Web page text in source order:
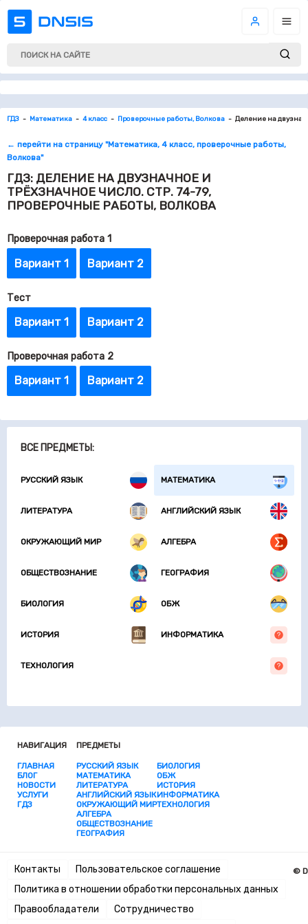
ВСЕ ПРЕДМЕТЫ:
РУССКИЙ ЯЗЫК МАТЕМАТИКА
ЛИТЕРАТУРА АНГЛИЙСКИЙ ЯЗЫК
ОКРУЖАЮЩИЙ МИР АЛГЕБРА
ОБЩЕСТВОЗНАНИЕ ГЕОГРАФИЯ
БИОЛОГИЯ ОБЖ
ИСТОРИЯ ИНФОРМАТИКА
ТЕХНОЛОГИЯ
ГДЗ Математика 4 класс Проверочные работы, Волкова Деление на
← перейти на страницу "Математика, 4 класс, проверочные работы,
Волкова"
ГДЗ: ДЕЛЕНИЕ НА ДВУЗНАЧНОЕ И
ТРЁХЗНАЧНОЕ ЧИСЛО. СТР. 74-79,
ПРОВЕРОЧНЫЕ РАБОТЫ, ВОЛКОВА
Проверочная работа 1
Вариант 1 Вариант 2
Тест
Вариант 1 Вариант 2
Проверочная работа 2
Вариант 1 Вариант 2
НАВИГАЦИЯ
ГЛАВНАЯ
БЛОГ
НОВОСТИ
УСЛУГИ
ГДЗ
ПРЕДМЕТЫ
РУССКИЙ ЯЗЫК
МАТЕМАТИКА
ЛИТЕРАТУРА
АНГЛИЙСКИЙ ЯЗЫК
ОКРУЖАЮЩИЙ МИР
АЛГЕБРА
ОБЩЕСТВОЗНАНИЕ
ГЕОГРАФИЯ
БИОЛОГИЯ
ОБЖ
ИСТОРИЯ
ИНФОРМАТИКА
ТЕХНОЛОГИЯ
Контакты
Пользовательское соглашение
Политика в отношении обработки персональных данных
Правообладатели
Сотрудничество
©